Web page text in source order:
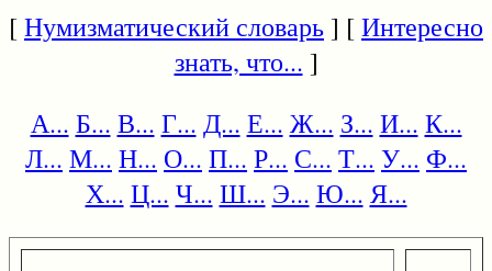
[Нумизматический словарь] [Интересно
знать, что... ]
А... Б... В... Г... Д... Е... Ж... З... И... К...
Л... М... Н... О... П... Р... С... Т... У... Ф...
Х... Ц... Ч... Ш... Э... Ю... Я...